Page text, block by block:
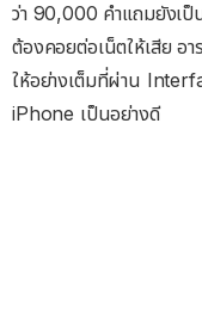
ว่า 90,000 คำแถมยังเป็
ต้องคอยต่อเน็ตให้เสีย อ
ให้อย่างเต็มที่ผ่าน
iPhone เป็นอย่างดี